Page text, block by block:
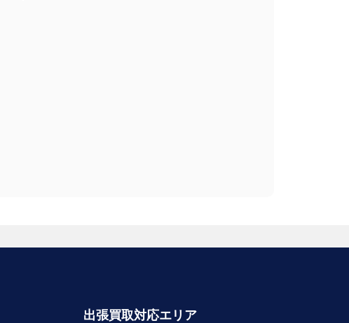
出張買取対応エリア